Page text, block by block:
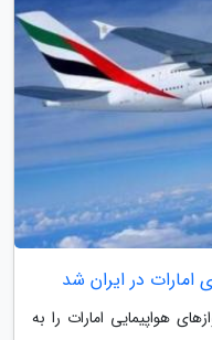
امارات در ایران شد
هواپیمایی امارات را به